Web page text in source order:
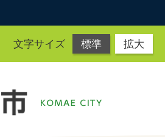
文字サイズ 標準 拡大